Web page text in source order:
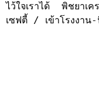
ไว้ใจเราได้  พิชยา
เซฟตี้ / เข้าโรงงาน